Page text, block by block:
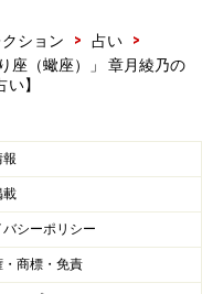
ション > 占い
>
座（蠍座）」 章月綾乃の
】
報
載
バシーポリシー
・商標・免責